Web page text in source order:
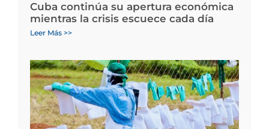
Cuba continúa su apertura económica
mientras la crisis escuece cada día
Leer Más >>